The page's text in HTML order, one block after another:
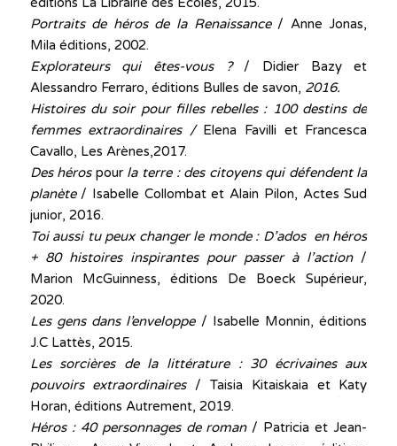
Portraits de héros de la Renaissance/ Anne Jonas,
Mila éditions, 2002.
Explorateurs qui êtes-vous ?/ Didier Bazy et
Alessandro Ferraro, éditions Bulles de savon, 2016.
Histoires du soir pour filles rebelles : 100 destins de
femmes extraordinaires /Elena Favilli et Francesca
Cavallo, Les Arènes,2017.
Des hérospour la terre : des citoyens qui défendent la
planète/ Isabelle Collombat et Alain Pilon, Actes Sud
junior, 2016.
Toi aussi tu peux changer le monde : D’ados en héros
+ 80 histoires inspirantes pour passer à l’action/
Marion McGuinness, éditions De Boeck Supérieur,
2020.
Les gens dans l’enveloppe/ Isabelle Monnin, éditions
J.C Lattès, 2015.
Les sorcières de la littérature : 30 écrivaines aux
pouvoirs extraordinaires/ Taisia Kitaiskaia et Katy
Horan, éditions Autrement, 2019.
Héros : 40 personnages de roman/ Patricia et Jean-